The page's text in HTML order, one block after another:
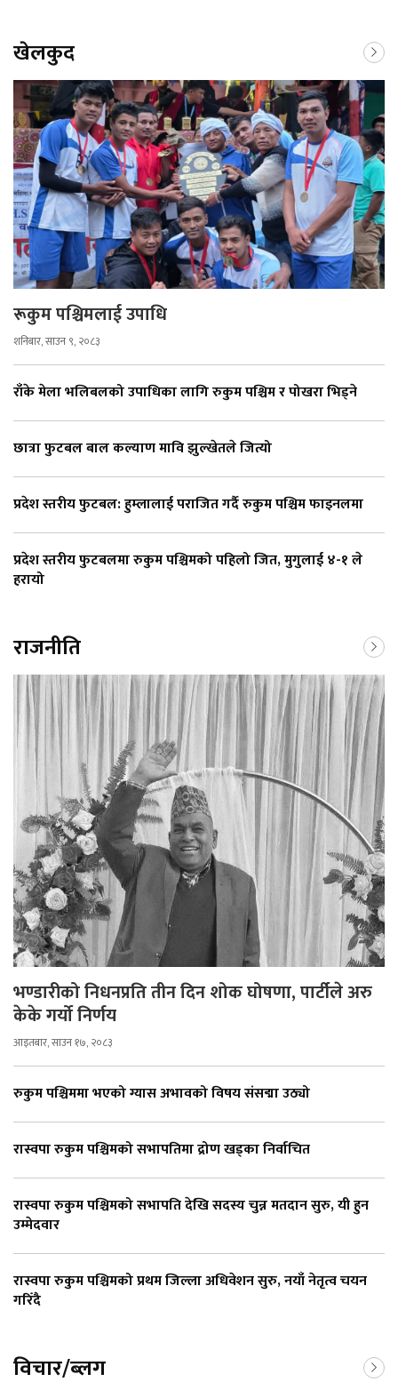
खेलकुद
रूकुम पश्चिमलाई उपाधि
शनिबार, साउन ९, २०८३
राँके मेला भलिबलको उपाधिका लागि रुकुम पश्चिम र पोखरा भिड्ने
छात्रा फुटबल बाल कल्याण मावि झुल्खेतले जित्यो
प्रदेश स्तरीय फुटबल: हुम्लालाई पराजित गर्दै रुकुम पश्चिम फाइनलमा
प्रदेश स्तरीय फुटबलमा रुकुम पश्चिमको पहिलो जित, मुगुलाई ४-१ ले
हरायो
राजनीति
भण्डारीको निधनप्रति तीन दिन शोक घोषणा, पार्टीले अरु
केके गर्यो निर्णय
आइतबार, साउन १७, २०८३
रुकुम पश्चिममा भएको ग्यास अभावको विषय संसद्मा उठ्यो
रास्वपा रुकुम पश्चिमको सभापतिमा द्रोण खड्का निर्वाचित
रास्वपा रुकुम पश्चिमको सभापति देखि सदस्य चुन्न मतदान सुरु, यी हुन
उम्मेदवार
रास्वपा रुकुम पश्चिमको प्रथम जिल्ला अधिवेशन सुरु, नयाँ नेतृत्व चयन
गरिँदै
विचार/ब्लग